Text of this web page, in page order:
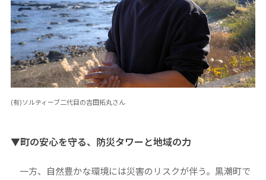
(有)ソルティーブ二代目の吉田拓丸さん
▼町の安心を守る、防災タワーと地域の力
一方、自然豊かな環境には災害のリスクが伴う。黒潮町で